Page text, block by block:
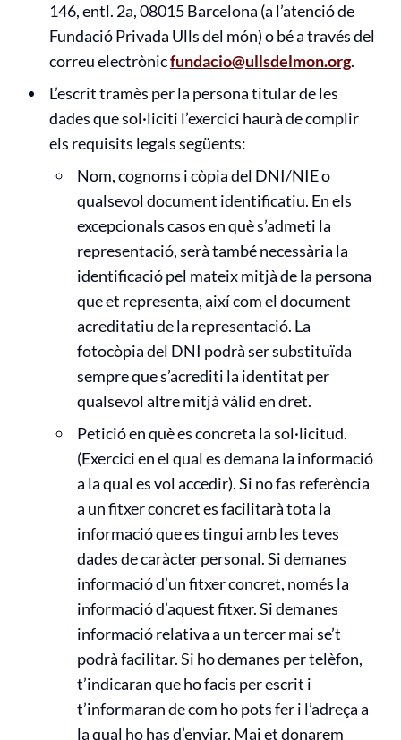
146, entl. 2a, 08015 Barcelona (a l’atenció de
Fundació Privada Ulls del món) o bé a través del
correu electrònicfundacio@ullsdelmon.org.
L’escrit tramès per la persona titular de les
dades que sol·liciti l’exercici haurà de complir
els requisits legals següents:
Nom, cognoms i còpia del DNI/NIE o
qualsevol document identificatiu. En els
excepcionals casos en què s’admeti la
representació, serà també necessària la
identificació pel mateix mitjà de la persona
que et representa, així com el document
acreditatiu de la representació. La
fotocòpia del DNI podrà ser substituïda
sempre que s’acrediti la identitat per
qualsevol altre mitjà vàlid en dret.
Petició en què es concreta la sol·licitud.
(Exercici en el qual es demana la informació
a la qual es vol accedir). Si no fas referència
a un fitxer concret es facilitarà tota la
informació que es tingui amb les teves
dades de caràcter personal. Si demanes
informació d’un fitxer concret, només la
informació d’aquest fitxer. Si demanes
informació relativa a un tercer mai se’t
podrà facilitar. Si ho demanes per telèfon,
t’indicaran que ho facis per escrit i
t’informaran de com ho pots fer i l’adreça a
la qual ho has d’enviar. Mai et donarem